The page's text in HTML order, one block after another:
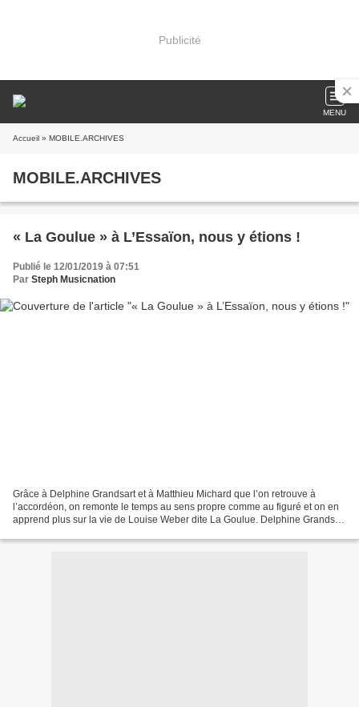
Publicité
MENU
Accueil » MOBILE.ARCHIVES
MOBILE.ARCHIVES
« La Goulue » à L’Essaïon, nous y étions !
Publié le 12/01/2019 à 07:51
Par Steph Musicnation
Grâce à Delphine Grandsart et à Matthieu Michard que l’on retrouve à
l’accordéon, on remonte le temps au sens propre comme au figuré et on en
apprend plus sur la vie de Louise Weber dite La Goulue. Delphine Grandsart